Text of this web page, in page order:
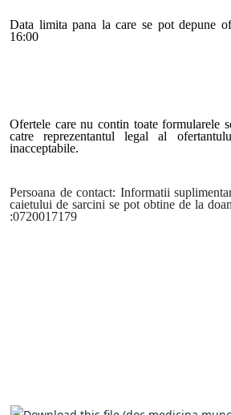
Data limita pana la care se pot depune
16:00
Ofertele care nu contin toate formularele
catre reprezentantul legal al
inacceptabile.
Persoana de contact: Informatii
caietului de sarcini se pot obtine de la
:0720017179